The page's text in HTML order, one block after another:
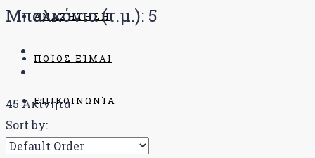
ΑΝΑΖΉΤΗΣΗ
ΠΟΊΟΣ ΕΊΜΑΙ
ΕΠΙΚΟΙΝΩΝΊΑ
BLOG
Μπαλκόνια (τ.μ.): 5
45 Ακίνητα
Sort by: